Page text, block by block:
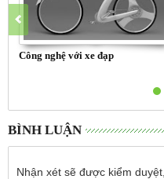
Công nghệ với xe đạp
BÌNH LUẬN
Nhận xét sẽ được kiểm